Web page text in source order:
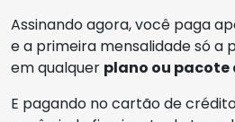
Assinando agora, você paga
e a primeira mensalidade só a
em qualquer plano ou pacote
E pagando no cartão de